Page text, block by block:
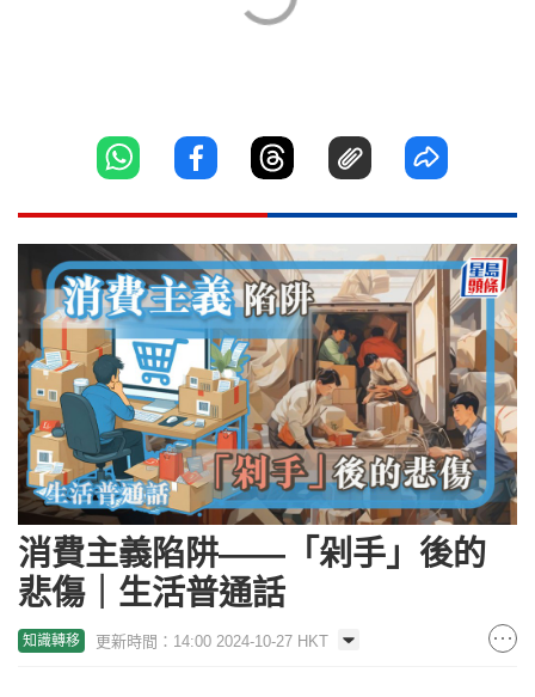
消費主義陷阱——「剁手」後的
悲傷｜生活普通話
知識轉移 更新時間：14:00 2024-10-27 HKT